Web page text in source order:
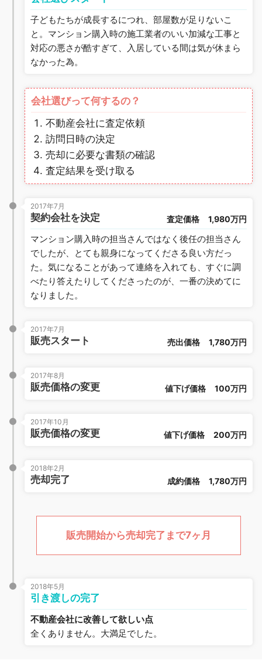
子どもたちが成長するにつれ、部屋数が足りないこ
と。マンション購入時の施工業者のいい加減な工事と
対応の悪さが酷すぎて、入居している間は気が休まら
なかった為。
会社選びって何するの？
不動産会社に査定依頼
訪問日時の決定
売却に必要な書類の確認
査定結果を受け取る
2017年7月
契約会社を決定 査定価格 1,980万円
マンション購入時の担当さんではなく後任の担当さん
でしたが、とても親身になってくださる良い方だっ
た。気になることがあって連絡を入れても、すぐに調
べたり答えたりしてくださったのが、一番の決めてに
なりました。
2017年7月
販売スタート 売出価格 1,780万円
2017年8月
販売価格の変更 値下げ価格 100万円
2017年10月
販売価格の変更 値下げ価格 200万円
2018年2月
売却完了 成約価格 1,780万円
販売開始から売却完了まで7ヶ月
2018年5月
引き渡しの完了
不動産会社に改善して欲しい点
全くありません。大満足でした。